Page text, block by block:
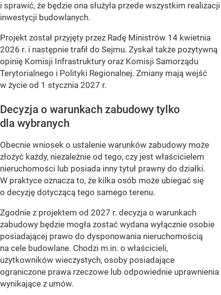
i sprawić, że będzie ona służyła przede wszystkim realizacji
inwestycji budowlanych.
Projekt został przyjęty przez Radę Ministrów 14 kwietnia
2026 r. i następnie trafił do Sejmu. Zyskał także pozytywną
opinię Komisji Infrastruktury oraz Komisji Samorządu
Terytorialnego i Polityki Regionalnej. Zmiany mają wejść
w życie od 1 stycznia 2027 r.
Decyzja o warunkach zabudowy tylko
dla wybranych
Obecnie wniosek o ustalenie warunków zabudowy może
złożyć każdy, niezależnie od tego, czy jest właścicielem
nieruchomości lub posiada inny tytuł prawny do działki.
W praktyce oznacza to, że kilka osób może ubiegać się
o decyzję dotyczącą tego samego terenu.
Zgodnie z projektem od 2027 r. decyzja o warunkach
zabudowy będzie mogła zostać wydana wyłącznie osobie
posiadającej prawo do dysponowania nieruchomością
na cele budowlane. Chodzi m.in. o właścicieli,
użytkowników wieczystych, osoby posiadające
ograniczone prawa rzeczowe lub odpowiednie uprawnienia
wynikające z umów.